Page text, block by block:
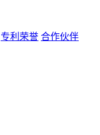
专利荣誉 合作伙伴